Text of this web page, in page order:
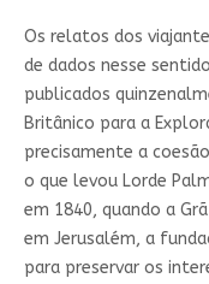
Os relatos dos
de dados nesse
publicados
Britânico para a
precisamente a
o que levou Lorde
em 1840, quando a
em Jerusalém, a
para preservar os